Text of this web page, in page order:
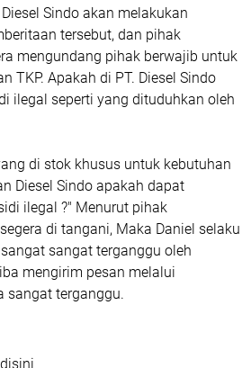
Sindo akan melakukan
tersebut, dan pihak
mengundang pihak berwajib untuk
TKP. Apakah di PT. Diesel Sindo
ilegal seperti yang dituduhkan oleh
di stok khusus untuk kebutuhan
Diesel Sindo apakah dapat
ilegal ?" Menurut pihak
di tangani, Maka Daniel selaku
sangat terganggu oleh
mengirim pesan melalui
sangat terganggu.